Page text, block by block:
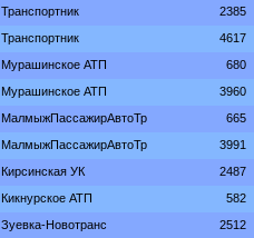
Транспортник 2385
Транспортник 4617
Мурашинское АТП 680
Мурашинское АТП 3960
МалмыжПассажирАвтоТр 665
МалмыжПассажирАвтоТр 3991
Кирсинская УК 2487
Кикнурское АТП 582
Зуевка-Новотранс 2512